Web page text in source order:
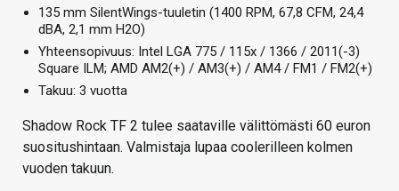
135 mm SilentWings-tuuletin (1400 RPM, 67,8 CFM, 24,4
dBA, 2,1 mm H2O)
Yhteensopivuus: Intel LGA 775 / 115x / 1366 / 2011(-3)
Square ILM; AMD AM2(+) / AM3(+) / AM4 / FM1 / FM2(+)
Takuu: 3 vuotta
Shadow Rock TF 2 tulee saataville välittömästi 60 euron
suositushintaan. Valmistaja lupaa coolerilleen kolmen
vuoden takuun.